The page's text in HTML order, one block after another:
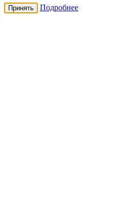
Принять Подробнее